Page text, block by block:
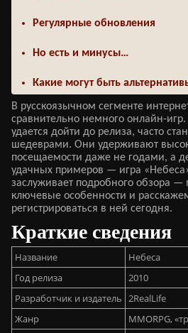
Регулярные обновления
Но есть и минусы…
Какие могут быть
В русскоязычном сегменте
сравнительно немного онлайн-
удается дойти до релиза, часто
шедеврами. Они удерживают
посещаемости даже не годами, а
удачных примеров — игра
заслуживает подробного обзора
ключевые особенности и
регистрироваться в ней сегодня.
Краткие сведения
Название
Небеса
Год релиза
2010
Разработчик и издатель 2RealLife
Жанр
MMORPG,